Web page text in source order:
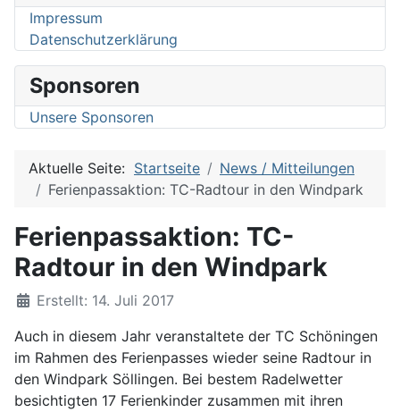
Impressum
Datenschutzerklärung
Sponsoren
Unsere Sponsoren
Aktuelle Seite: Startseite
News / Mitteilungen
Ferienpassaktion: TC-Radtour in den Windpark
Ferienpassaktion: TC-
Radtour in den Windpark
DetailsErstellt: 14. Juli 2017
Auch in diesem Jahr veranstaltete der TC Schöningen
im Rahmen des Ferienpasses wieder seine Radtour in
den Windpark Söllingen. Bei bestem Radelwetter
besichtigten 17 Ferienkinder zusammen mit ihren